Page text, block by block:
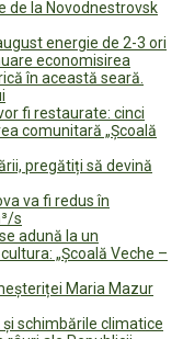
de la Novodnestrovsk
energie de 2-3 ori
economisirea
în această seară.
fi restaurate: cinci
comunitară „Școală
pregătiți să devină
va fi redus în
s
adună la un
„Școală Veche –
Maria Mazur
schimbările climatice